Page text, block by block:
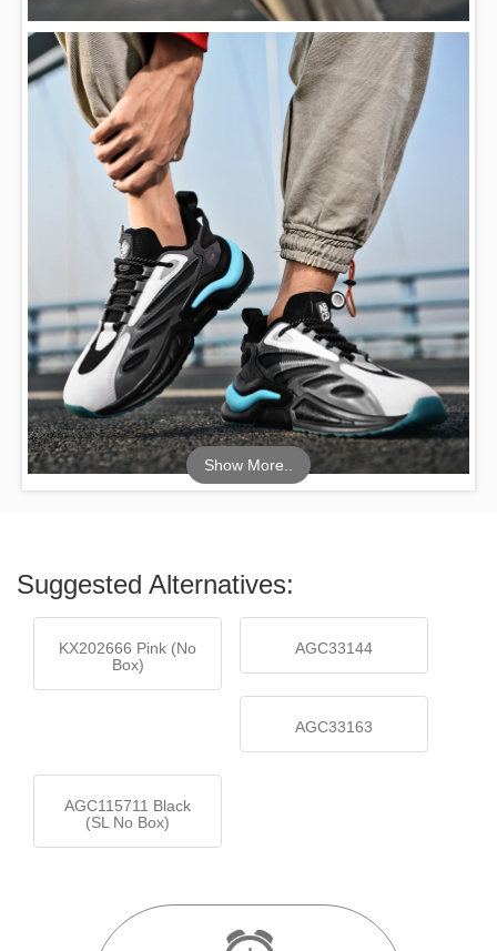
Show More..
Suggested Alternatives:
KX202666 Pink (No
Box)
AGC33144
AGC33163
AGC115711 Black
(SL No Box)